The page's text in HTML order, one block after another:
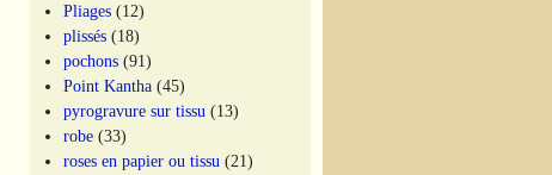
Pliages (12)
plissés (18)
pochons (91)
Point Kantha (45)
pyrogravure sur tissu (13)
robe (33)
roses en papier ou tissu (21)